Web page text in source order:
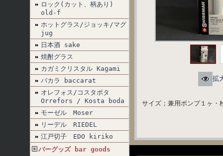
ロック(カット、柄あり)
old-f
ホットグラス/ジョッキ/マグ
jug
日本酒 sake
焼酎グラス
カガミクリスタル Kagami
バカラ baccarat
オレフォス/コスタボタ
Orrefors / Kosta boda
モーゼル Moser
リーデル RIEDEL
江戸切子 EDO kiriko
バーグッズ bar goods
拡
サイズ；兼用ポンプ１ヶ